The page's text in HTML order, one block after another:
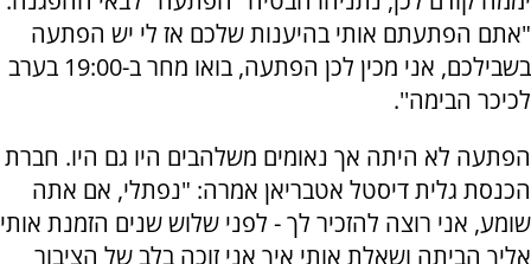
"אתם הפתעתם אותי בהיענות שלכם אז לי יש הפתעה
בשבילכם, אני מכין לכן הפתעה, בואו מחר ב-19:00 בערב
לכיכר הבימה''.
הפתעה לא היתה אך נאומים משלהבים היו גם היו. חברת
הכנסת גלית דיסטל אטבריאן אמרה: "נפתלי, אם אתה
שומע, אני רוצה להזכיר לך - לפני שלוש שנים הזמנת אותי
אליך הביתה ושאלת אותי איך אני זוכה בלב של הציבור